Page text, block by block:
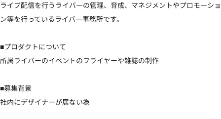
ライブ配信を行うライバーの管理、育成、マネジメントやプロモーショ
ン等を行っているライバー事務所です。
■プロダクトについて
所属ライバーのイベントのフライヤーや雑誌の制作
■募集背景
社内にデザイナーが居ない為